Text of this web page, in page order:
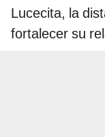
Lucecita, la
fortalecer su